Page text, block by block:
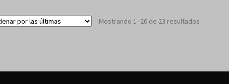
Mostrando 1–20 de 23 resultadosSorted